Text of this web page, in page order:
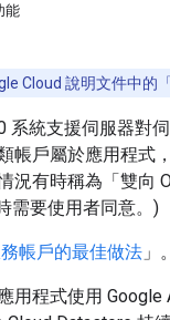
能
Cloud 說明文件中的「
系統支援伺服器對
帳戶屬於應用程式
況有時稱為「雙向
需要使用者同意。)
帳戶的最佳做法 」。
用程式使用